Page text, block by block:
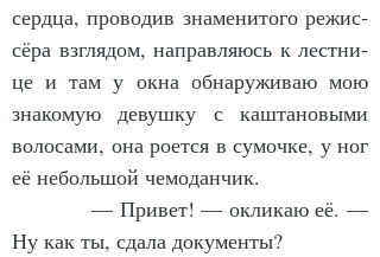
серд­ца, про­во­див зна­ме­ни­то­го ре­жис­
сёра взгля­дом, на­прав­ля­юсь к лест­ни­
це и там у ок­на об­на­ру­жи­ваю мою
зна­ко­мую де­вуш­ку с каш­та­но­вы­ми
во­ло­са­ми, она ро­ет­ся в су­моч­ке, у ног
её не­боль­шой че­мо­дан­чик.
            — При­вет! — окли­каю её. —
Ну как ты, сда­ла до­ку­мен­ты?